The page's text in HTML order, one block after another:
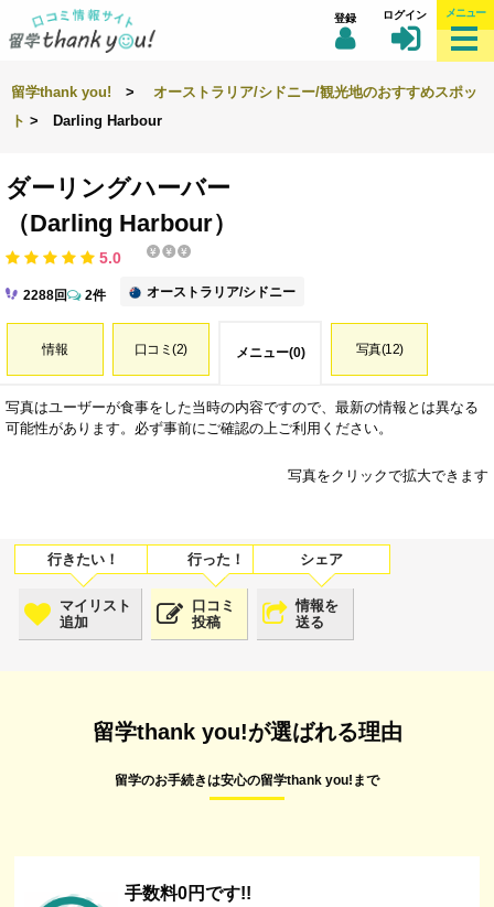
登録 ログイン メニュー
留学thank you! > オーストラリア/シドニー/観光地のおすすめスポッ
ト > Darling Harbour
ダーリングハーバー
（Darling Harbour）
オーストラリア/シドニー
5.0
2288回 2件
マイリスト
追加
口コミ
投稿
情報を
送る
情報 口コミ(2) メニュー(0) 写真(12)
写真はユーザーが食事をした当時の内容ですので、最新の情報とは異なる
可能性があります。必ず事前にご確認の上ご利用ください。
写真をクリックで拡大できます
留学thank you!が選ばれる理由
留学のお手続きは安心の留学thank you!まで
手数料0円です!!